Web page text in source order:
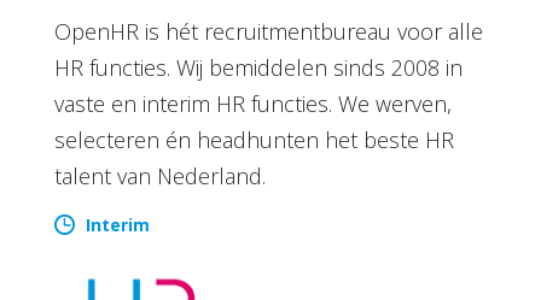
OpenHR is hét recruitmentbureau voor alle
HR functies. Wij bemiddelen sinds 2008 in
vaste en interim HR functies. We werven,
selecteren én headhunten het beste HR
talent van Nederland.
Interim